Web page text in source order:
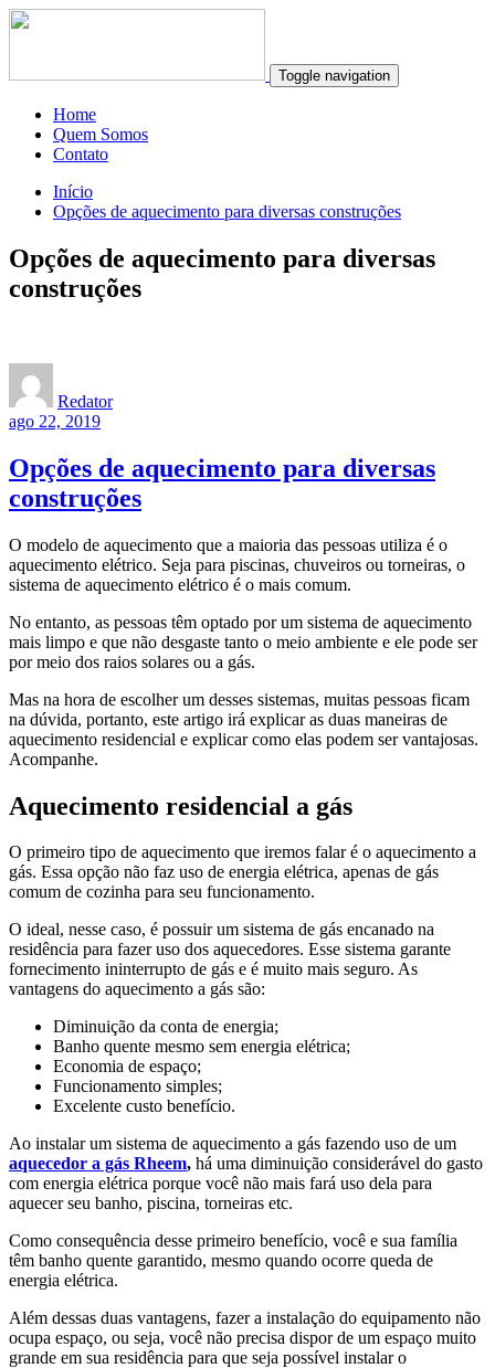
Toggle navigation
Home
Quem Somos
Contato
Início
Opções de aquecimento para diversas construções
Opções de aquecimento para diversas
construções
Redator
ago 22, 2019
Opções de aquecimento para diversas
construções
O modelo de aquecimento que a maioria das pessoas utiliza é o
aquecimento elétrico. Seja para piscinas, chuveiros ou torneiras, o
sistema de aquecimento elétrico é o mais comum.
No entanto, as pessoas têm optado por um sistema de aquecimento
mais limpo e que não desgaste tanto o meio ambiente e ele pode ser
por meio dos raios solares ou a gás.
Mas na hora de escolher um desses sistemas, muitas pessoas ficam
na dúvida, portanto, este artigo irá explicar as duas maneiras de
aquecimento residencial e explicar como elas podem ser vantajosas.
Acompanhe.
Aquecimento residencial a gás
O primeiro tipo de aquecimento que iremos falar é o aquecimento a
gás. Essa opção não faz uso de energia elétrica, apenas de gás
comum de cozinha para seu funcionamento.
O ideal, nesse caso, é possuir um sistema de gás encanado na
residência para fazer uso dos aquecedores. Esse sistema garante
fornecimento ininterrupto de gás e é muito mais seguro. As
vantagens do aquecimento a gás são:
Diminuição da conta de energia;
Banho quente mesmo sem energia elétrica;
Economia de espaço;
Funcionamento simples;
Excelente custo benefício.
Ao instalar um sistema de aquecimento a gás fazendo uso de um
aquecedor a gás Rheem, há uma diminuição considerável do gasto
com energia elétrica porque você não mais fará uso dela para
aquecer seu banho, piscina, torneiras etc.
Como consequência desse primeiro benefício, você e sua família
têm banho quente garantido, mesmo quando ocorre queda de
energia elétrica.
Além dessas duas vantagens, fazer a instalação do equipamento não
ocupa espaço, ou seja, você não precisa dispor de um espaço muito
grande em sua residência para que seja possível instalar o